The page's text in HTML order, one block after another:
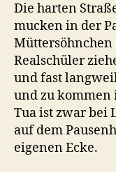
Die harten
mucken in der
Müttersöhnchen
Realschüler
und fast
und zu kommen
Tua ist zwar bei
auf dem
eigenen Ecke.